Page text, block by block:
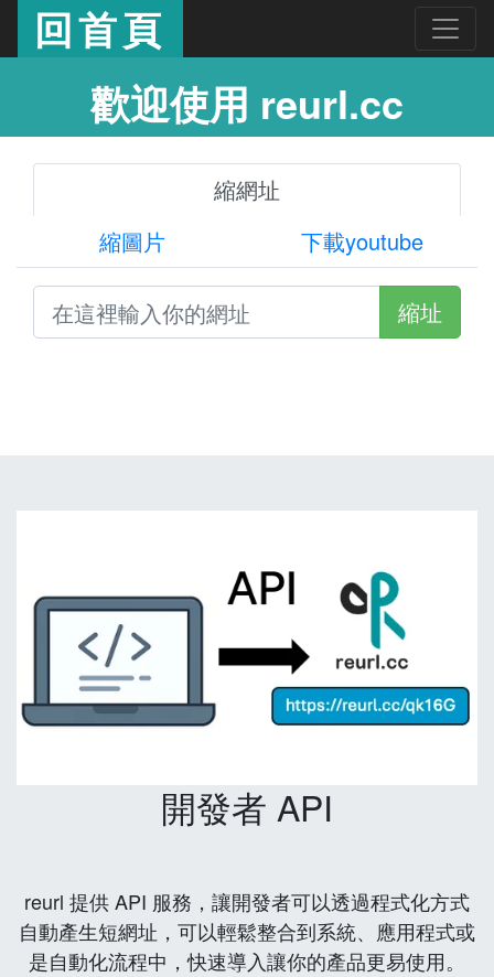
回首頁
歡迎使用 reurl.cc
縮網址
縮圖片
下載youtube
縮址
開發者 API
reurl 提供 API 服務，讓開發者可以透過程式化方式
自動產生短網址，可以輕鬆整合到系統、應用程式或
是自動化流程中，快速導入讓你的產品更易使用。